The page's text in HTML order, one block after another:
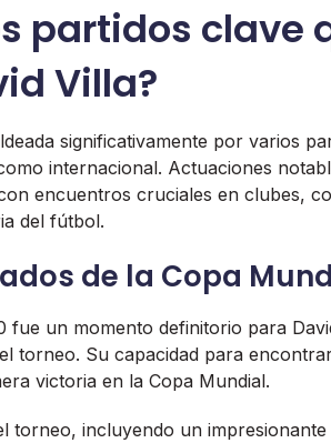
partidos clave
Villa?
significativamente por varios
internacional. Actuaciones
encuentros cruciales en clubes,
del fútbol.
de la Copa
fue un momento definitorio para
torneo. Su capacidad para
victoria en la Copa Mundial.
torneo, incluyendo un